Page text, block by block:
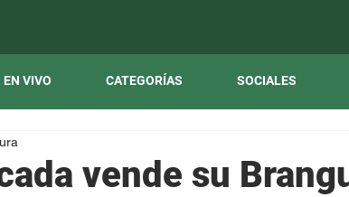
EN VIVO CATEGORÍAS SOCIALES
vende su